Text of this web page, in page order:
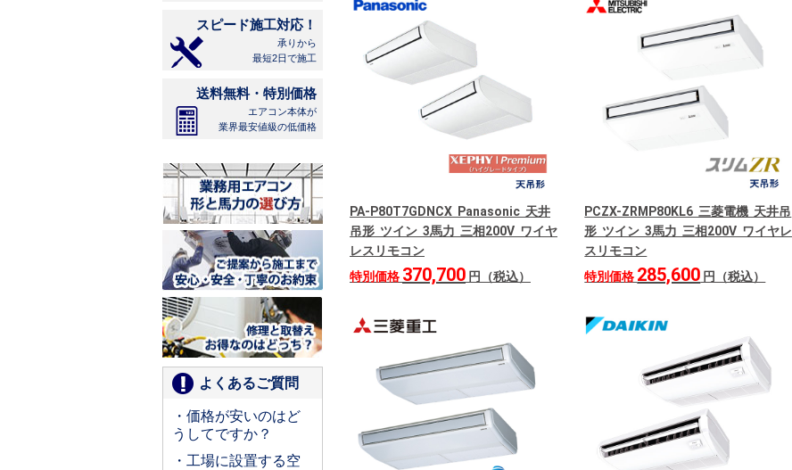
スピード施工対応！
承りから
最短2日で施工
送料無料・特別価格
エアコン本体が
業界最安値級の低価格
よくあるご質問
・価格が安いのはど
うしてですか？
・工場に設置する空
PA-P80T7GDNCX Panasonic 天井
吊形 ツイン 3馬力 三相200V ワイヤ
レスリモコン
特別価格 370,700 円（税込）
PCZX-ZRMP80KL6 三菱電機 天井吊
形 ツイン 3馬力 三相200V ワイヤレ
スリモコン
特別価格 285,600 円（税込）